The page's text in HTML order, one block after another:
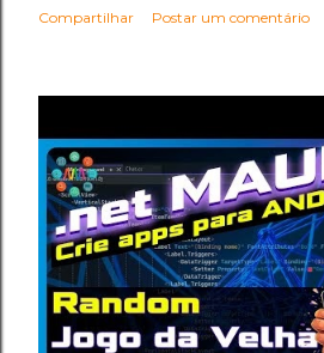
Compartilhar Postar um comentário